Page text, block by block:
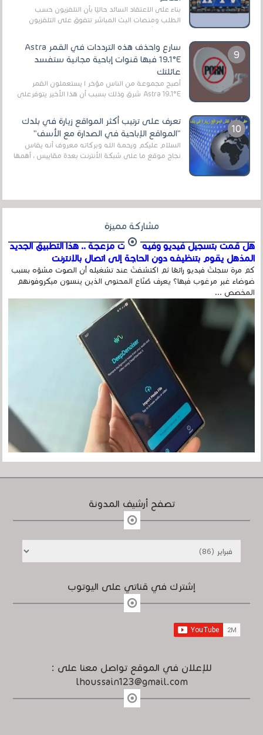
بناءً على الاعتقاد السائد حاليًا بأن التلفزيون حسب
الطلب ومنصات البث المباشر تتفوق على التلفزيون
سارع واحذف هذه الترددات في القمر Astra
19.1°E فبها قنوات إباحية مجانية ستفسد
عائلتك
أصبح مجموعة من الناس مؤخر ا يستعملون القمر
Astra 19.1°E شرق وذلك بسبب أن هذا الأخير يتوفرعلى
تعرف على ترتيب أكثر المواقع زيارة في بلدك
"المواقع الإباحية في الصدارة مع الأسف"
السلام عليكم ورحمة الله وبركاته معروف أنه يقاس
نجاح موقع ما على شبكة الأنترنت بعدة مقاييس ، أهمها
مشاركة مميزة
هل قمت بتسجيل فيديو وفيه أصوت مزعجة .. هذا التطبيق الجديد
المذهل يقوم بتنظيفه دون الحاجة إلى اتصال بالإنترنت
كم مرة سجلتَ فيديو رائعًا ثم اكتشفتَ عند تشغيله أن الصوت مشوّه بسبب
ضوضاء غير مرغوب فيها؟ يعرف صُنّاع المحتوى الذين ينسون ميكروفونهم
المخصص ...
تصفح أرشيف المدونة
إشترك في قناتي على اليوتوب
للإعلان في الموقع تواصل معنا على :
lhoussain123@gmail.com